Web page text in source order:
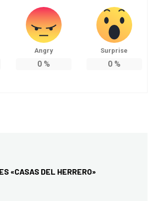
Angry
0%
Surprise
0%
«CASAS DEL HERRERO»